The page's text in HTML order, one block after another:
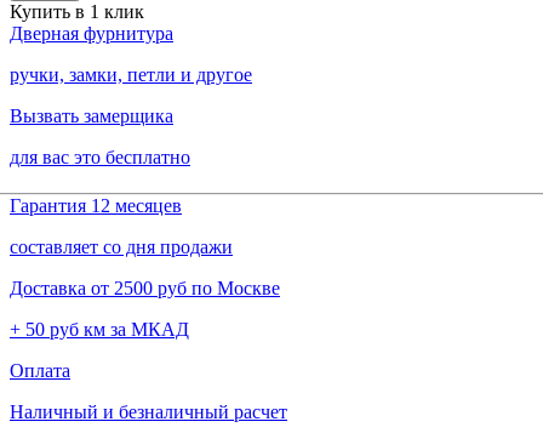
Купить в 1 клик
Дверная фурнитура
ручки, замки, петли и другое
Вызвать замерщика
для вас это бесплатно
Гарантия 12 месяцев
составляет со дня продажи
Доставка от 2500 руб по Москве
+ 50 руб км за МКАД
Оплата
Наличный и безналичный расчет